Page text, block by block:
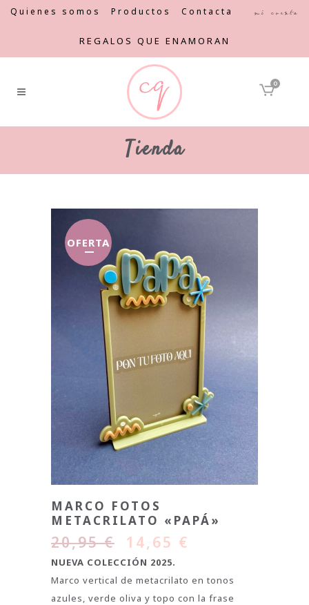
Quienes somos Productos Contacta Mi cuenta
REGALOS QUE ENAMORAN
0
Tienda
OFERTA
MARCO FOTOS
METACRILATO «PAPÁ»
20,95€ 14,65 €
NUEVA COLECCIÓN 2025.
Marco vertical de metacrilato en tonos
azules, verde oliva y topo con la frase